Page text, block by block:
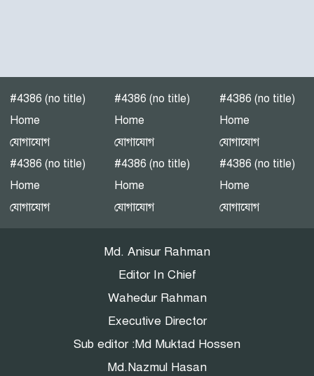
পটুয়াখালীতে গণঅধিকার
পরিষদের জনসভা
বিতর্ক: সুরক্ষার নীতি, নাকি
#4386 (no title)
Home
যোগাযোগ
#4386 (no title)
Home
যোগাযোগ
#4386 (no title)
Home
যোগাযোগ
#4386 (no title)
Home
যোগাযোগ
#4386 (no title)
Home
যোগাযোগ
#4386 (no title)
Home
যোগাযোগ
Md. Anisur Rahman
Editor In Chief
Wahedur Rahman
Executive Director
Sub editor :Md Muktad Hossen
Md.Nazmul Hasan